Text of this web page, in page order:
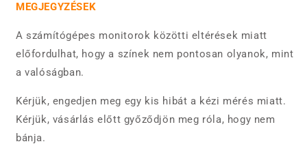
MEGJEGYZÉSEK
A számítógépes monitorok közötti eltérések miatt
előfordulhat, hogy a színek nem pontosan olyanok, mint
a valóságban.
Kérjük, engedjen meg egy kis hibát a kézi mérés miatt.
Kérjük, vásárlás előtt győződjön meg róla, hogy nem
bánja.